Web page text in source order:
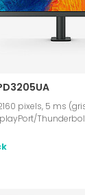
pixels, 5 ms